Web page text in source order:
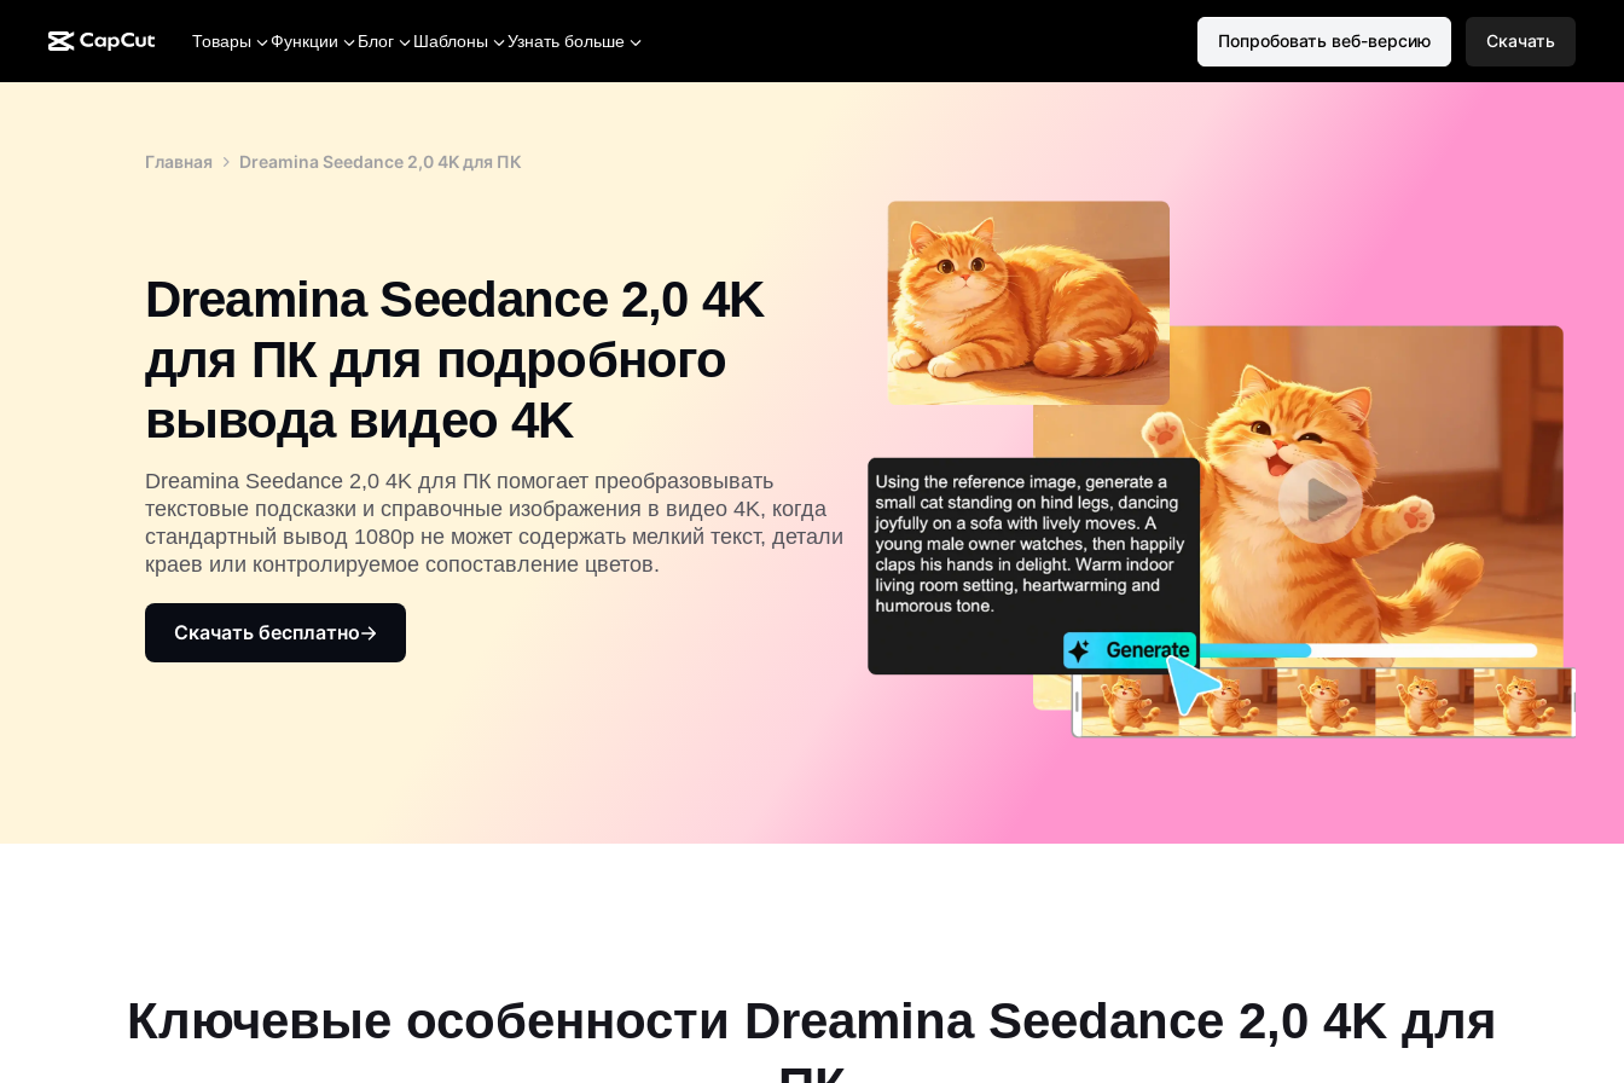
Товары Функции Блог Шаблоны Узнать больше Попробовать веб-версию Скачать
Главная Dreamina Seedance 2,0 4K для ПК
Dreamina Seedance 2,0 4K
для ПК для подробного
вывода видео 4K
Dreamina Seedance 2,0 4K для ПК помогает преобразовывать
текстовые подсказки и справочные изображения в видео 4K, когда
стандартный вывод 1080p не может содержать мелкий текст, детали
краев или контролируемое сопоставление цветов.
Скачать бесплатно
Ключевые особенности Dreamina Seedance 2,0 4K для